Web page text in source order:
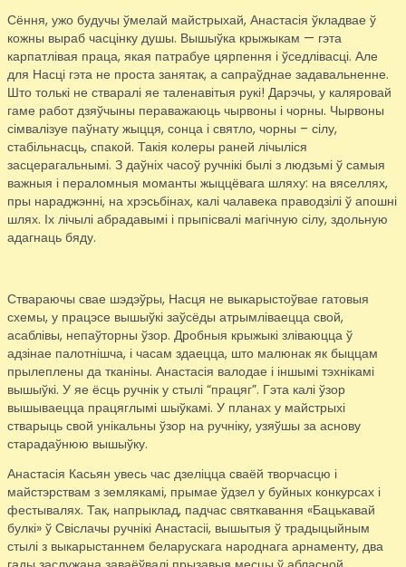
Сёння, ужо будучы ўмелай майстрыхай, Анастасія ўкладвае ў
кожны выраб часцінку душы. Вышыўка крыжыкам — гэта
карпатлівая праца, якая патрабуе цярпення і ўседлівасці. Але
для Насці гэта не проста занятак, а сапраўднае задавальненне.
Што толькі не стваралі яе таленавітыя рукі! Дарэчы, у каляровай
гаме работ дзяўчыны пераважаюць чырвоны і чорны. Чырвоны
сімвалізуе паўнату жыцця, сонца і святло, чорны – сілу,
стабільнасць, спакой. Такія колеры раней лічыліся
засцерагальнымі. З даўніх часоў ручнікі былі з людзьмі ў самыя
важныя і пераломныя моманты жыццёвага шляху: на вяселлях,
пры нараджэнні, на хрэсьбінах, калі чалавека праводзілі ў апошні
шлях. Іх лічылі абрадавымі і прыпісвалі магічную сілу, здольную
адагнаць бяду.
Ствараючы свае шэдэўры, Насця не выкарыстоўвае гатовыя
схемы, у працэсе вышыўкі заўсёды атрымліваецца свой,
асаблівы, непаўторны ўзор. Дробныя крыжыкі зліваюцца ў
адзінае палотнішча, і часам здаецца, што малюнак як быццам
прылеплены да тканіны. Анастасія валодае і іншымі тэхнікамі
вышыўкі. У яе ёсць ручнік у стылі “працяг”. Гэта калі ўзор
вышываецца працяглымі шыўкамі. У планах у майстрыхі
стварыць свой унікальны ўзор на ручніку, узяўшы за аснову
старадаўнюю вышыўку.
Анастасія Касьян увесь час дзеліцца сваёй творчасцю і
майстэрствам з землякамі, прымае ўдзел у буйных конкурсах і
фестывалях. Так, напрыклад, падчас святкавання «Бацькавай
булкі» ў Свіслачы ручнікі Анастасіі, вышытыя ў традыцыйным
стылі з выкарыстаннем беларускага народнага арнаменту, два